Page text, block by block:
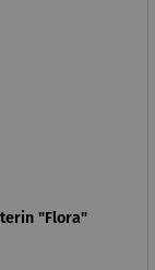
"Flora"